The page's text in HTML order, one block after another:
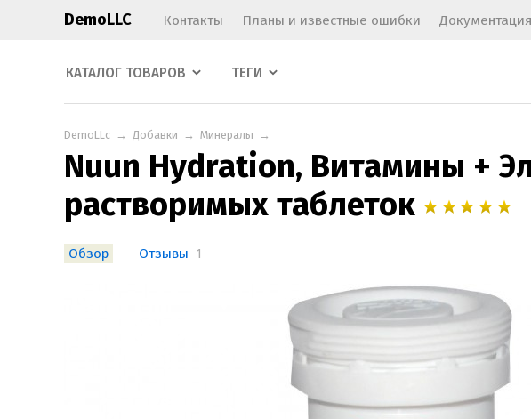
DemoLLC Контакты Планы и известные ошибки Документация
КАТАЛОГ ТОВАРОВ ТЕГИ
DemoLLc → Добавки → Минералы →
Nuun Hydration, Витамины +
растворимых таблеток
Обзор Отзывы 1